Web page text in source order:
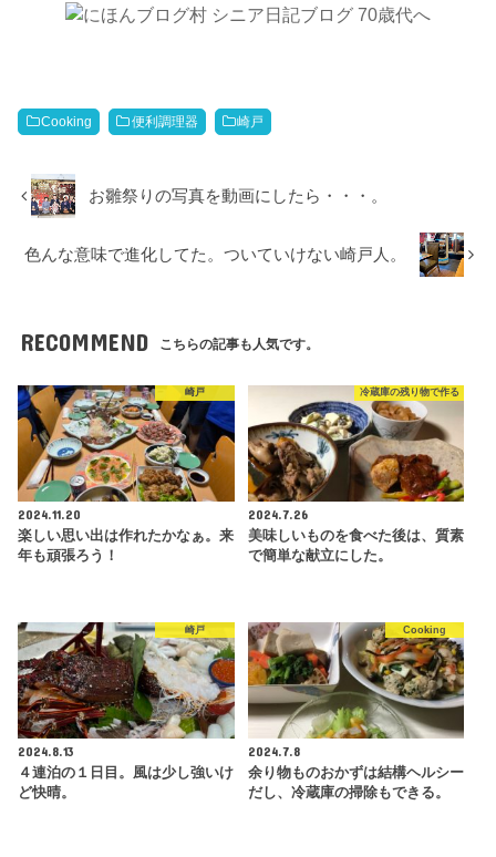
Cooking 便利調理器 崎戸
お雛祭りの写真を動画にしたら・・・。
色んな意味で進化してた。ついていけない崎戸人。
RECOMMEND こちらの記事も人気です。
崎戸
2024.11.20
楽しい思い出は作れたかなぁ。来
年も頑張ろう！
冷蔵庫の残り物で作る
2024.7.26
美味しいものを食べた後は、質素
で簡単な献立にした。
崎戸
2024.8.13
４連泊の１日目。風は少し強いけ
ど快晴。
Cooking
2024.7.8
余り物ものおかずは結構ヘルシー
だし、冷蔵庫の掃除もできる。